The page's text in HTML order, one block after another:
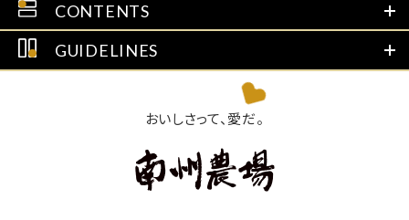
CONTENTS
GUIDELINES
おいしさって、愛だ。